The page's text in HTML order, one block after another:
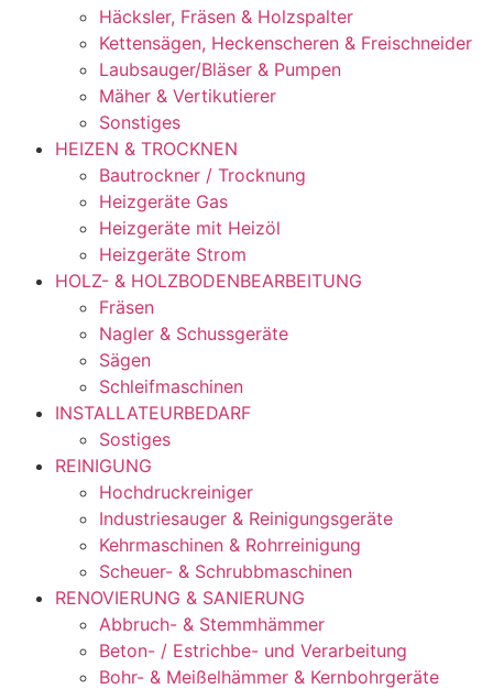
Häcksler, Fräsen & Holzspalter
Kettensägen, Heckenscheren & Freischneider
Laubsauger/Bläser & Pumpen
Mäher & Vertikutierer
Sonstiges
HEIZEN & TROCKNEN
Bautrockner / Trocknung
Heizgeräte Gas
Heizgeräte mit Heizöl
Heizgeräte Strom
HOLZ- & HOLZBODENBEARBEITUNG
Fräsen
Nagler & Schussgeräte
Sägen
Schleifmaschinen
INSTALLATEURBEDARF
Sostiges
REINIGUNG
Hochdruckreiniger
Industriesauger & Reinigungsgeräte
Kehrmaschinen & Rohrreinigung
Scheuer- & Schrubbmaschinen
RENOVIERUNG & SANIERUNG
Abbruch- & Stemmhämmer
Beton- / Estrichbe- und Verarbeitung
Bohr- & Meißelhämmer & Kernbohrgeräte